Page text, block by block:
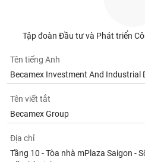
Tập đoàn Đầu tư và Phát triển
Tên tiếng Anh
Becamex Investment And Industrial
Tên viết tắt
Becamex Group
Địa chỉ
Tầng 10 - Tòa nhà mPlaza Saigon -